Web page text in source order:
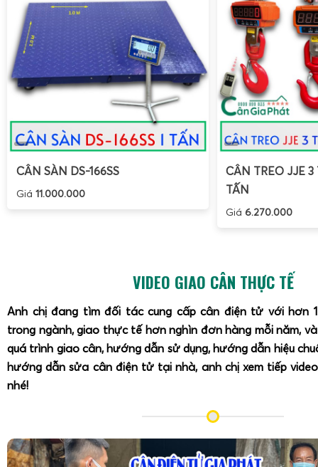
CÂN SÀN DS-166SS
Giá 11.000.000
CÂN TREO JJE
TẤN
Giá6.270.000
VIDEO GIAO CÂN THỰC TẾ
Anh chị đang tìm đối tác cung cấp cân điện tử với hơn
trong ngành, giao thực tế hơn nghìn đơn hàng mỗi năm,
quá trình giao cân, hướng dẫn sử dụng, hướng dẫn hiệu
hướng dẫn sửa cân điện tử tại nhà, anh chị xem tiếp
nhé!